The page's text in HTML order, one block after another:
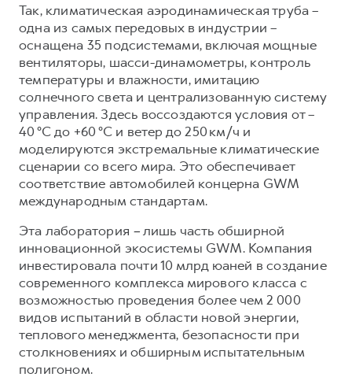
Так, климатическая аэродинамическая труба –
одна из самых передовых в индустрии –
оснащена 35 подсистемами, включая мощные
вентиляторы, шасси-динамометры, контроль
температуры и влажности, имитацию
солнечного света и централизованную систему
управления. Здесь воссоздаются условия от –
40 °C до +60 °C и ветер до 250 км/ч и
моделируются экстремальные климатические
сценарии со всего мира. Это обеспечивает
соответствие автомобилей концерна GWM
международным стандартам.
Эта лаборатория –лишь часть обширной
инновационной экосистемы GWM. Компания
инвестировала почти 10 млрд юаней в создание
современного комплекса мирового класса с
возможностью проведения более чем 2 000
видов испытаний в области новой энергии,
теплового менеджмента, безопасности при
столкновениях и обширным испытательным
полигоном.